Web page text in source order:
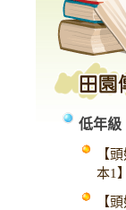
低年級
【
本1
【